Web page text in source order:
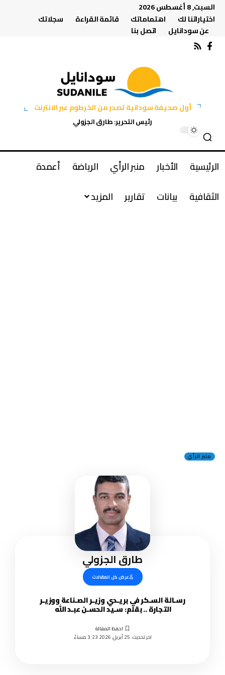
السبت, 8 أغسطس 2026
اختياراتنا لك
اهتماماتك قائمة القراءة
سجلاتك
عن سودانايل
اتصل بنا
أول صحيفة سودانية تصدر من الخرطوم عبر الانترنت
رئيس التحرير: طارق الجزولي
الرئيسية الأخبار منبر الرأي الرياضة
أعمدة
الثقافية
بيانات تقارير المزيد
منبر الرأي
طارق الجزولي
عرض كل المقالات
رسـالة السـكر في بريـدي وزيـر الصـناعة ووزيـر
التجارة .. بقلم: سـيد الحسـن عبـد الله
اخر تحديث: 25 أبريل, 2026 3:23 مساءً